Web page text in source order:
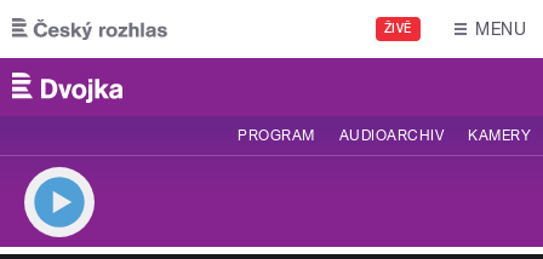
Přejít k hlavnímu obsahu
ŽIVĚ MENU
PROGRAM AUDIOARCHIV KAMERY